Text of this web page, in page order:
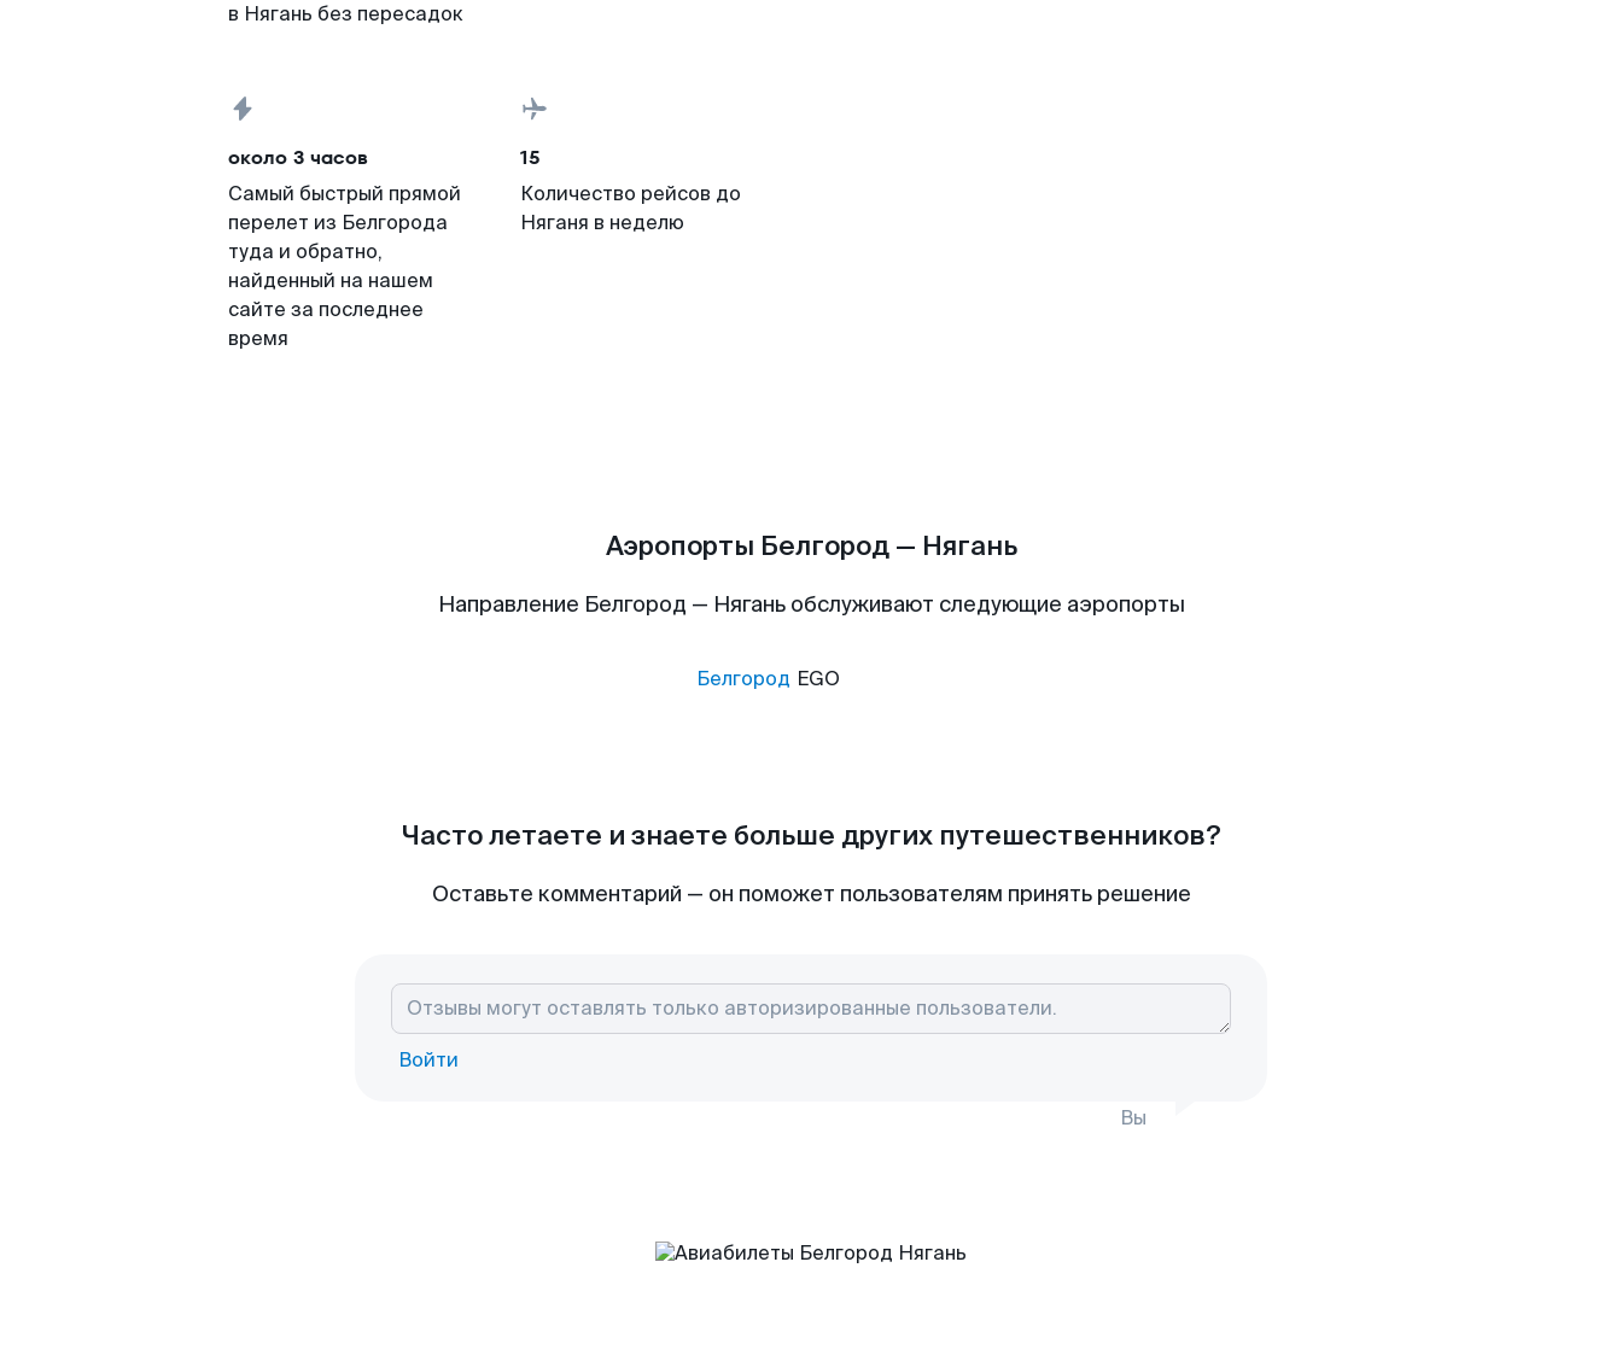
в Нягань без пересадок
около 3 часов
Самый быстрый прямой
перелет из Белгорода
туда и обратно,
найденный на нашем
сайте за последнее
время
15
Количество рейсов до
Няганя в неделю
Аэропорты Белгород — Нягань
Направление Белгород — Нягань обслуживают следующие аэропорты
Белгород EGO
Часто летаете и знаете больше других путешественников?
Оставьте комментарий — он поможет пользователям принять решение
Войти
Вы